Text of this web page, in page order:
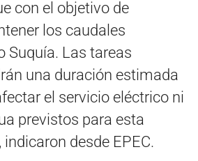
con el objetivo de
los caudales
Suquía. Las tareas
una duración estimada
el servicio eléctrico ni
previstos para esta
indicaron desde EPEC.